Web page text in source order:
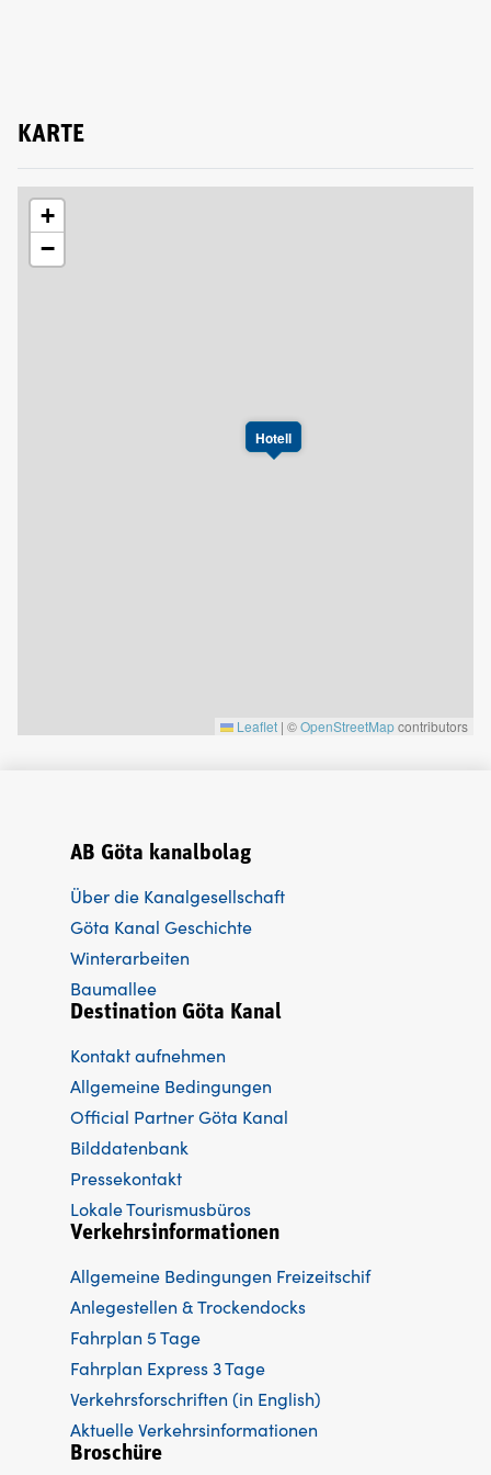
KARTE
Hotell
+
−
Leaflet | ©OpenStreetMapcontributors
AB Göta kanalbolag
Über die Kanalgesellschaft
Göta Kanal Geschichte
Winterarbeiten
Baumallee
Destination Göta Kanal
Kontakt aufnehmen
Allgemeine Bedingungen
Official Partner Göta Kanal
Bilddatenbank
Pressekontakt
Lokale Tourismusbüros
Verkehrsinformationen
Allgemeine Bedingungen Freizeitschif
Anlegestellen & Trockendocks
Fahrplan 5 Tage
Fahrplan Express 3 Tage
Verkehrsforschriften (in English)
Aktuelle Verkehrsinformationen
Broschüre